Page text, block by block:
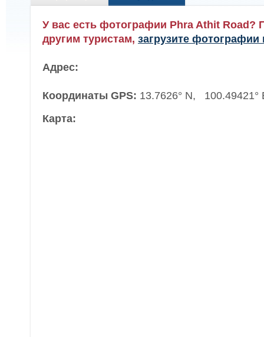
У вас есть фотографии Phra Athit Road?
другим туристам, загрузите фотографии
Адрес:
Координаты GPS: 13.7626° N, 100.49421°
Карта: